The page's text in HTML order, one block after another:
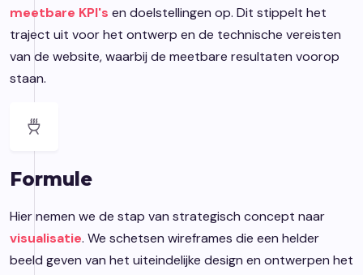
meetbare KPI's en doelstellingen op. Dit stippelt het
traject uit voor het ontwerp en de technische vereisten
van de website, waarbij de meetbare resultaten voorop
staan.
Formule
Hier nemen we de stap van strategisch concept naar
visualisatie. We schetsen wireframes die een helder
beeld geven van het uiteindelijke design en ontwerpen het